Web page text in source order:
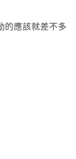
的應該就差不多